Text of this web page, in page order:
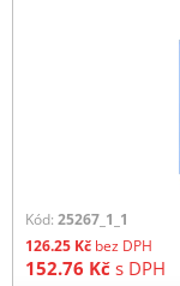
Kód: 25267_1_1
126.25 Kč bez DPH
152.76 Kč s DPH